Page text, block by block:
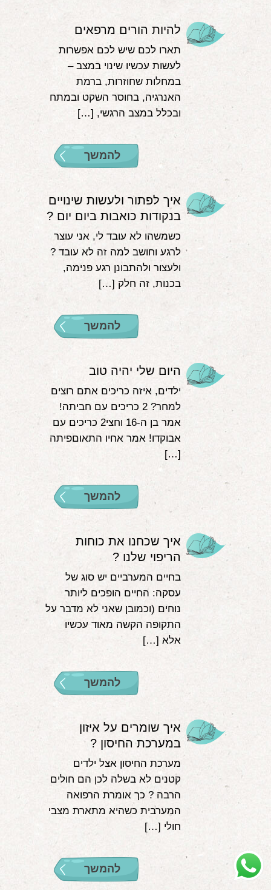
להיות הורים מרפאים
תארו לכם שיש לכם אפשרות
לעשות עכשיו שינוי במצב –
במחלות שחוזרות, ברמת
האנרגיה, בחוסר השקט ובמתח
ובכלל במצב הרגשי, […]
להמשך
איך לפתור ולעשות שינויים
בנקודות כואבות ביום יום ?
כשמשהו לא עובד לי, אני עוצר
לרגע וחושב למה זה לא עובד ?
ולעצור ולהתבונן רגע פנימה,
בכנות, זה חלק […]
להמשך
היום שלי יהיה טוב
ילדים, איזה כריכים אתם רוצים
למחר? 2 כריכים עם חביתה!
אמר בן ה-16 וחצי2 כריכים עם
אבוקדו! אמר אחיו התאוםפיתה
[…]
להמשך
איך שכחנו את כוחות
הריפוי שלנו ?
בחיים המערביים יש סוג של
עסקה: החיים הופכים ליותר
נוחים (וכמובן שאני לא מדבר על
התקופה הקשה מאוד עכשיו
אלא […]
להמשך
איך שומרים על איזון
במערכת החיסון ?
מערכת החיסון אצל ילדים
קטנים לא בשלה לכן הם חולים
הרבה ? כך אומרת הרפואה
המערבית כשהיא מתארת מצבי
חולי […]
להמשך